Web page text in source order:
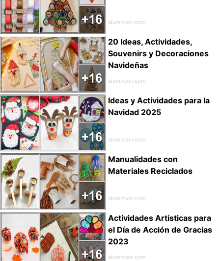
alumnoon.com
20 Ideas, Actividades,
Souvenirs y Decoraciones
Navideñas
alumnoon.com
Ideas y Actividades para la
Navidad 2025
alumnoon.com
Manualidades con
Materiales Reciclados
alumnoon.com
Actividades Artísticas para
el Día de Acción de Gracias
2023
alumnoon.com